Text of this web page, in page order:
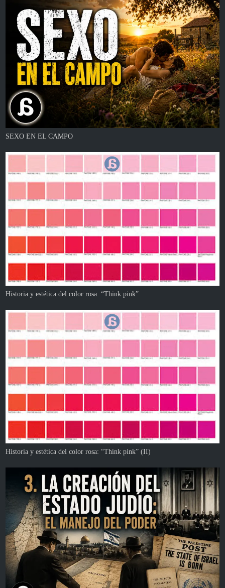
SEXO EN EL CAMPO
Historia y estética del color rosa: “Think pink”
Historia y estética del color rosa: “Think pink” (II)